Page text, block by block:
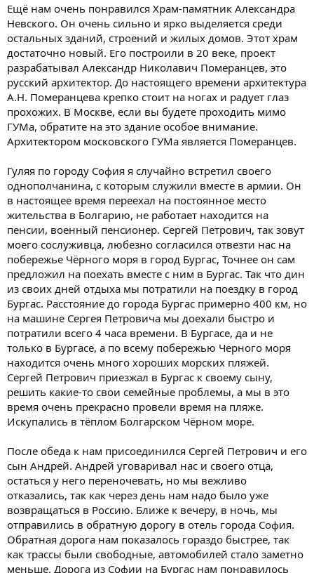
Ещё нам очень понравился Храм-памятник Александра
Невского. Он очень сильно и ярко выделяется среди
остальных зданий, строений и жилых домов. Этот храм
достаточно новый. Его построили в 20 веке, проект
разрабатывал Александр Николавич Померанцев, это
русский архитектор. До настоящего времени архитектура
А.Н. Померанцева крепко стоит на ногах и радует глаз
прохожих. В Москве, если вы будете проходить мимо
ГУМа, обратите на это здание особое внимание.
Архитектором московского ГУМа является Померанцев.
Гуляя по городу София я случайно встретил своего
однополчанина, с которым служили вместе в армии. Он
в настоящее время переехал на постоянное место
жительства в Болгарию, не работает находится на
пенсии, военный пенсионер. Сергей Петрович, так зовут
моего сослуживца, любезно согласился отвезти нас на
побережье Чёрного моря в город Бургас, Точнее он сам
предложил на поехать вместе с ним в Бургас. Так что дин
из своих дней отдыха мы потратили на поездку в город
Бургас. Расстояние до города Бургас примерно 400 км, но
на машине Сергея Петровича мы доехали быстро и
потратили всего 4 часа времени. В Бургасе, да и не
только в Бургасе, а по всему побережью Черного моря
находится очень много хороших морских пляжей.
Сергей Петрович приезжал в Бургас к своему сыну,
решить какие-то свои семейные проблемы, а мы в это
время очень прекрасно провели время на пляже.
Искупались в тёплом Болгарском Чёрном море.
После обеда к нам присоединился Сергей Петрович и его
сын Андрей. Андрей уговаривал нас и своего отца,
остаться у него переночевать, но мы вежливо
отказались, так как через день нам надо было уже
возвращаться в Россию. Ближе к вечеру, в ночь, мы
отправились в обратную дорогу в отель города София.
Обратная дорога нам показалось гораздо быстрее, так
как трассы были свободные, автомобилей стало заметно
меньше. Дорога из Софии на Бургас нам понравилось